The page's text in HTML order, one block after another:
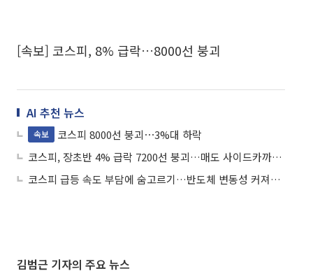
[속보] 코스피, 8% 급락…8000선 붕괴
AI 추천 뉴스
속보
코스피 8000선 붕괴⋯3%대 하락
코스피, 장초반 4% 급락 7200선 붕괴…매도 사이드카까지 발동
코스피 급등 속도 부담에 숨고르기…반도체 변동성 커져도 주도주 유지
김범근 기자의 주요 뉴스